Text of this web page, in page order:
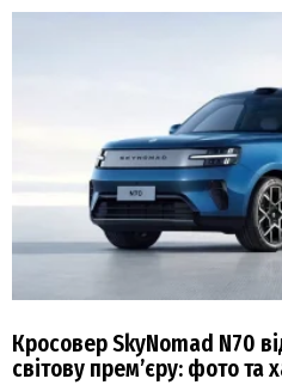
Кросовер SkyNomad N70
світову прем’єру: фото та